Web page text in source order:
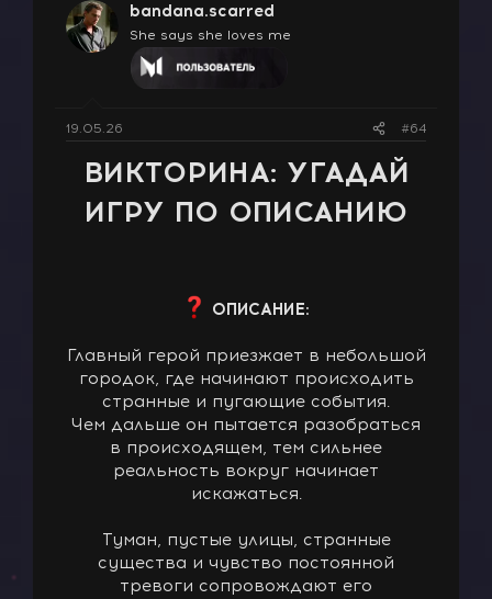
и
и
bandana.scarred
She says she loves me
19.05.26 #64
ВИКТОРИНА: УГАДАЙ
ИГРУ ПО ОПИСАНИЮ
ОПИСАНИЕ:
Главный герой приезжает в небольшой
городок, где начинают происходить
странные и пугающие события.
Чем дальше он пытается разобраться
в происходящем, тем сильнее
реальность вокруг начинает
искажаться.
Туман, пустые улицы, странные
существа и чувство постоянной
тревоги сопровождают его